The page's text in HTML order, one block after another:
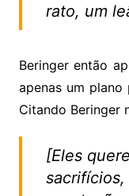
rato, um
Beringer então
apenas um
Citando Beringer
[Eles